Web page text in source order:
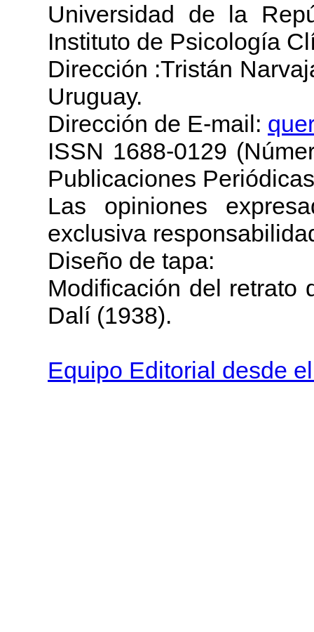
Universidad de la
Instituto de Psicología
Dirección :Tristán
Uruguay.
Dirección de E-mail:
ISSN 1688-0129
Publicaciones
Las opiniones
exclusiva
Diseño de tapa:
Modificación del retrato
Dalí (1938).
Equipo Editorial desde